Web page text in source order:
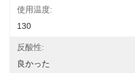
使用温度:
130
反酸性:
良かった